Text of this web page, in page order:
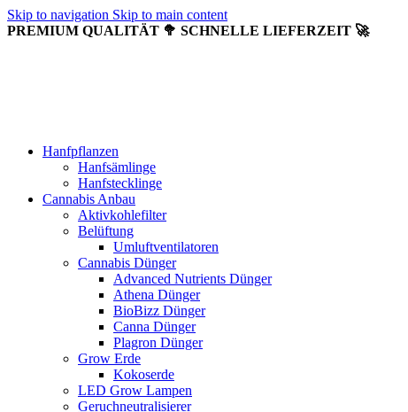
Skip to navigation Skip to main content
PREMIUM QUALITÄT 🥦 SCHNELLE LIEFERZEIT 🚀
Hanfpflanzen
Hanfsämlinge
Hanfstecklinge
Cannabis Anbau
Aktivkohlefilter
Belüftung
Umluftventilatoren
Cannabis Dünger
Advanced Nutrients Dünger
Athena Dünger
BioBizz Dünger
Canna Dünger
Plagron Dünger
Grow Erde
Kokoserde
LED Grow Lampen
Geruchneutralisierer